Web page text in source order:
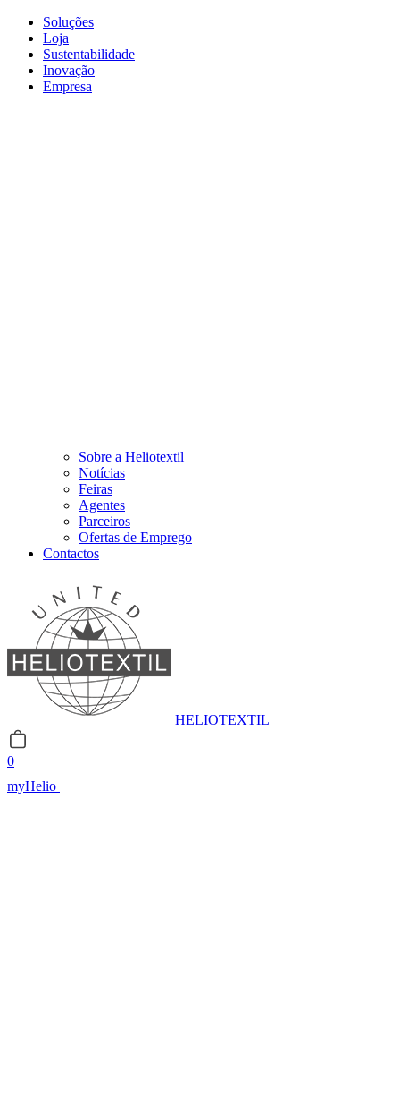
Soluções
Loja
Sustentabilidade
Inovação
Empresa
Sobre a Heliotextil
Notícias
Feiras
Agentes
Parceiros
Ofertas de Emprego
Contactos
HELIOTEXTIL
0
myHelio